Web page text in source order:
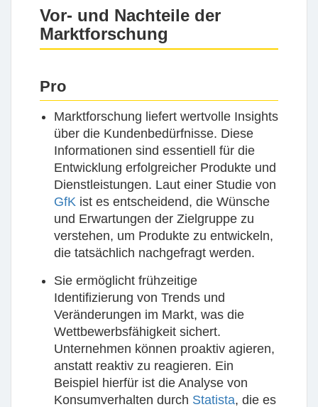
Vor- und Nachteile der
Marktforschung
Pro
Marktforschung liefert wertvolle Insights
über die Kundenbedürfnisse. Diese
Informationen sind essentiell für die
Entwicklung erfolgreicher Produkte und
Dienstleistungen. Laut einer Studie von
GfK ist es entscheidend, die Wünsche
und Erwartungen der Zielgruppe zu
verstehen, um Produkte zu entwickeln,
die tatsächlich nachgefragt werden.
Sie ermöglicht frühzeitige
Identifizierung von Trends und
Veränderungen im Markt, was die
Wettbewerbsfähigkeit sichert.
Unternehmen können proaktiv agieren,
anstatt reaktiv zu reagieren. Ein
Beispiel hierfür ist die Analyse von
Konsumverhalten durch Statista, die es